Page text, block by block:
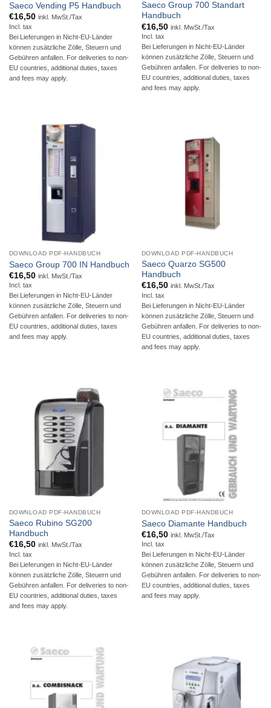
Saeco Vending P5 Handbuch
€16,50 inkl. MwSt./Tax
Incl. tax
Bei Lieferungen in Nicht-EU-Länder
können zusätzliche Zölle, Steuern und
Gebühren anfallen. For deliveries to non-
EU countries, additional duties, taxes
and fees may apply.
Saeco Group 700 Standart
Handbuch
€16,50 inkl. MwSt./Tax
Incl. tax
Bei Lieferungen in Nicht-EU-Länder
können zusätzliche Zölle, Steuern und
Gebühren anfallen. For deliveries to non-
EU countries, additional duties, taxes
and fees may apply.
DOWNLOAD PDF-HANDBUCH
Saeco Group 700 IN Handbuch
€16,50 inkl. MwSt./Tax
Incl. tax
Bei Lieferungen in Nicht-EU-Länder
können zusätzliche Zölle, Steuern und
Gebühren anfallen. For deliveries to non-
EU countries, additional duties, taxes
and fees may apply.
DOWNLOAD PDF-HANDBUCH
Saeco Quarzo SG500
Handbuch
€16,50 inkl. MwSt./Tax
Incl. tax
Bei Lieferungen in Nicht-EU-Länder
können zusätzliche Zölle, Steuern und
Gebühren anfallen. For deliveries to non-
EU countries, additional duties, taxes
and fees may apply.
DOWNLOAD PDF-HANDBUCH
Saeco Rubino SG200
Handbuch
€16,50 inkl. MwSt./Tax
Incl. tax
Bei Lieferungen in Nicht-EU-Länder
können zusätzliche Zölle, Steuern und
Gebühren anfallen. For deliveries to non-
EU countries, additional duties, taxes
and fees may apply.
DOWNLOAD PDF-HANDBUCH
Saeco Diamante Handbuch
€16,50 inkl. MwSt./Tax
Incl. tax
Bei Lieferungen in Nicht-EU-Länder
können zusätzliche Zölle, Steuern und
Gebühren anfallen. For deliveries to non-
EU countries, additional duties, taxes
and fees may apply.